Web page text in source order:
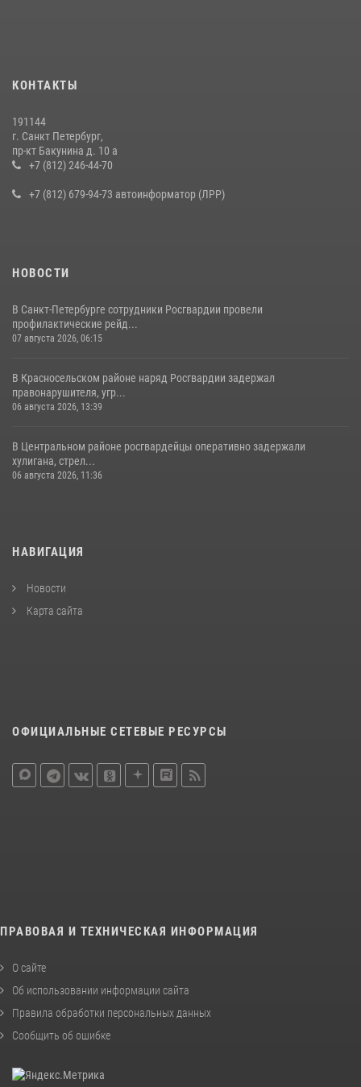
КОНТАКТЫ
191144
г. Санкт Петербург,
пр-кт Бакунина д. 10 а
+7 (812) 246-44-70
+7 (812) 679-94-73 автоинформатор (ЛРР)
НОВОСТИ
В Санкт-Петербурге сотрудники Росгвардии провели
профилактические рейд...
07 августа 2026, 06:15
В Красносельском районе наряд Росгвардии задержал
правонарушителя, угр...
06 августа 2026, 13:39
В Центральном районе росгвардейцы оперативно задержали
хулигана, стрел...
06 августа 2026, 11:36
НАВИГАЦИЯ
Новости
Карта сайта
ОФИЦИАЛЬНЫЕ СЕТЕВЫЕ РЕСУРСЫ
ПРАВОВАЯ И ТЕХНИЧЕСКАЯ ИНФОРМАЦИЯ
О сайте
Об использовании информации сайта
Правила обработки персональных данных
Сообщить об ошибке